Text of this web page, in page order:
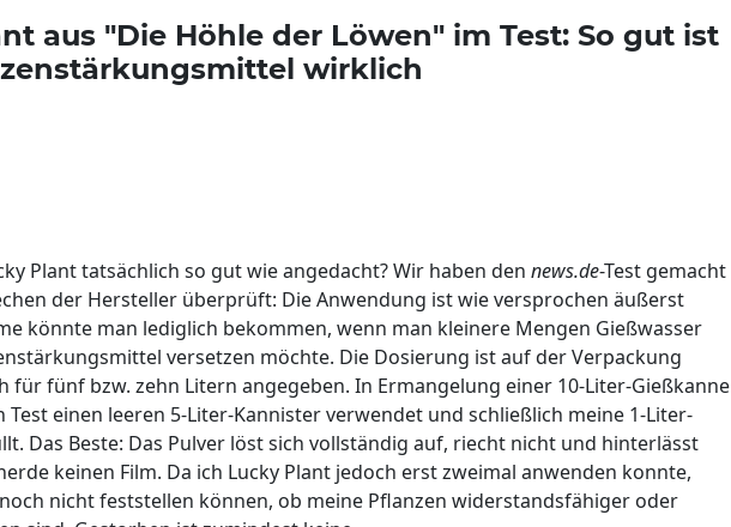
aus "Die Höhle der Löwen" im Test: So gut ist
wirklich
Plant tatsächlich so gut wie angedacht? Wir haben den news.de-Test gemacht
der Hersteller überprüft: Die Anwendung ist wie versprochen äußerst
könnte man lediglich bekommen, wenn man kleinere Mengen Gießwasser
versetzen möchte. Die Dosierung ist auf der Verpackung
für fünf bzw. zehn Litern angegeben. In Ermangelung einer 10-Liter-Gießkanne
Test einen leeren 5-Liter-Kannister verwendet und schließlich meine 1-Liter-
Das Beste: Das Pulver löst sich vollständig auf, riecht nicht und hinterlässt
keinen Film. Da ich Lucky Plant jedoch erst zweimal anwenden konnte,
nicht feststellen können, ob meine Pflanzen widerstandsfähiger oder